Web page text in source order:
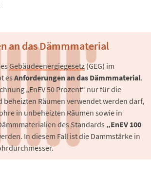
an das Dämmmaterial
Gebäudeenergiegesetz (GEG) im
es Anforderungen an das Dämmmaterial.
„EnEV 50 Prozent“ nur für die
Räumen verwendet werden darf,
in unbeheizten Räumen sowie in
des Standards „EnEV 100
In diesem Fall ist die Dammstärke in